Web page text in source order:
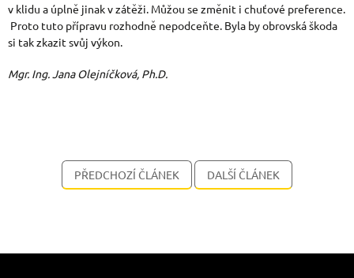
v klidu a úplně jinak v zátěži. Můžou se změnit i chuťové preference.
Proto tuto přípravu rozhodně nepodceňte. Byla by obrovská škoda
si tak zkazit svůj výkon.
Mgr. Ing. Jana Olejníčková, Ph.D.
PŘEDCHOZÍ ČLÁNEK DALŠÍ ČLÁNEK